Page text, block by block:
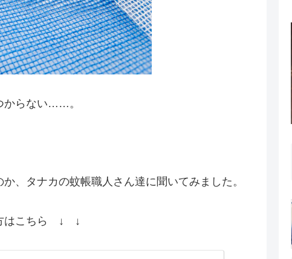
からない……。
、タナカの蚊帳職人さん達に聞いてみました。
はこちら ↓ ↓